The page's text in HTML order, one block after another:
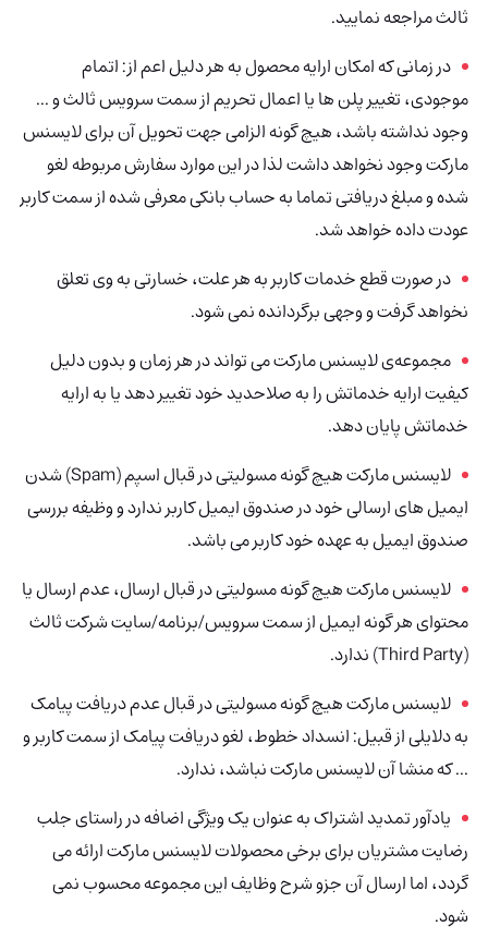
ثالث مراجعه نمایید.
در زمانی که امکان ارایه محصول به هر دلیل اعم از: اتمام
موجودی، تغییر پلن ها یا اعمال تحریم از سمت سرویس ثالث و ...
وجود نداشته باشد، هیچ گونه الزامی جهت تحویل آن برای لایسنس
مارکت وجود نخواهد داشت لذا در این موارد سفارش مربوطه لغو
شده و مبلغ دریافتی تماما به حساب بانکی معرفی شده از سمت کاربر
عودت داده خواهد شد.
در صورت قطع خدمات کاربر به هر علت، خسارتی به وی تعلق
نخواهد گرفت و وجهی برگردانده نمی شود.
مجموعه‌ی لایسنس مارکت می تواند در هر زمان و بدون دلیل
کیفیت ارایه خدماتش را به صلاحدید خود تغییر دهد یا به ارایه
خدماتش پایان دهد.
لایسنس مارکت هیچ گونه مسولیتی در قبال اسپم (Spam) شدن
ایمیل های ارسالی خود در صندوق ایمیل کاربر ندارد و وظیفه بررسی
صندوق ایمیل به عهده خود کاربر می باشد.
لایسنس مارکت هیچ گونه مسولیتی در قبال ارسال، عدم ارسال یا
محتوای هر گونه ایمیل از سمت سرویس/برنامه/سایت شرکت ثالث
(Third Party) ندارد.
لایسنس مارکت هیچ گونه مسولیتی در قبال عدم دریافت پیامک
به دلایلی از قبیل: انسداد خطوط، لغو دریافت پیامک از سمت کاربر و
... که منشا آن لایسنس مارکت نباشد، ندارد.
یادآور تمدید اشتراک به عنوان یک ویژگی اضافه در راستای جلب
رضایت مشتریان برای برخی محصولات لایسنس مارکت ارائه می
گردد، اما ارسال آن جزو شرح وظایف این مجموعهمحسوب نمی
شود.